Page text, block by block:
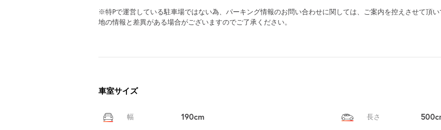
※特Pで運営している駐車場ではない為、パーキング情報のお問い合わせに関しては、ご案内を控えさせて頂
地の情報と差異がある場合がございますのでご了承ください。
車室サイズ
幅 190cm 長さ